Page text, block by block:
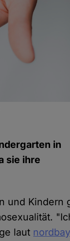
in
sie ihre
und Kindern
laut